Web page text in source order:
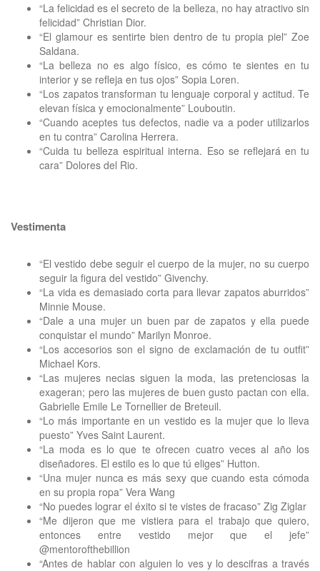
“La felicidad es el secreto de la belleza, no hay atractivo sin
felicidad” Christian Dior.
“El glamour es sentirte bien dentro de tu propia piel” Zoe
Saldana.
“La belleza no es algo físico, es cómo te sientes en tu
interior y se refleja en tus ojos” Sopia Loren.
“Los zapatos transforman tu lenguaje corporal y actitud. Te
elevan física y emocionalmente” Louboutin.
“Cuando aceptes tus defectos, nadie va a poder utilizarlos
en tu contra” Carolina Herrera.
“Cuida tu belleza espiritual interna. Eso se reflejará en tu
cara” Dolores del Rio.
Vestimenta
“El vestido debe seguir el cuerpo de la mujer, no su cuerpo
seguir la figura del vestido” Givenchy.
“La vida es demasiado corta para llevar zapatos aburridos”
Minnie Mouse.
“Dale a una mujer un buen par de zapatos y ella puede
conquistar el mundo” Marilyn Monroe.
“Los accesorios son el signo de exclamación de tu outfit”
Michael Kors.
“Las mujeres necias siguen la moda, las pretenciosas la
exageran; pero las mujeres de buen gusto pactan con ella.
Gabrielle Emile Le Tornellier de Breteuil.
“Lo más importante en un vestido es la mujer que lo lleva
puesto” Yves Saint Laurent.
“La moda es lo que te ofrecen cuatro veces al año los
diseñadores. El estilo es lo que tú eliges” Hutton.
“Una mujer nunca es más sexy que cuando esta cómoda
en su propia ropa” Vera Wang
“No puedes lograr el éxito si te vistes de fracaso” Zig Ziglar
“Me dijeron que me vistiera para el trabajo que quiero,
entonces entre vestido mejor que el jefe”
@mentorofthebillion
“Antes de hablar con alguien lo ves y lo descifras a través